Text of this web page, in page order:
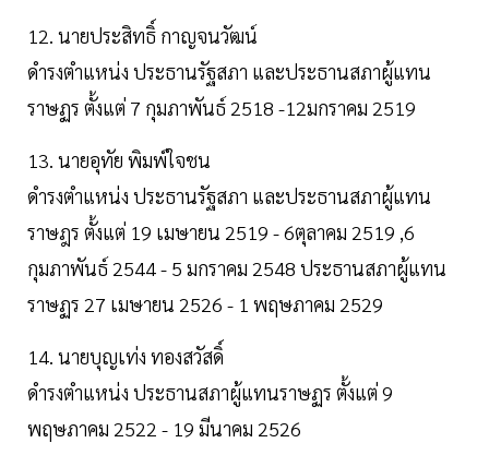
12. นายประสิทธิ์ กาญจนวัฒน์
ดำรงตำแหน่ง ประธานรัฐสภา และประธานสภาผู้แทน
ราษฏร ตั้งแต่ 7 กุมภาพันธ์ 2518 -12มกราคม 2519
13. นายอุทัย พิมพ์ใจชน
ดำรงตำแหน่ง ประธานรัฐสภา และประธานสภาผู้แทน
ราษฎร ตั้งแต่ 19 เมษายน 2519 - 6ตุลาคม 2519 ,6
กุมภาพันธ์ 2544 - 5 มกราคม 2548 ประธานสภาผู้แทน
ราษฏร 27 เมษายน 2526 - 1 พฤษภาคม 2529
14. นายบุญเท่ง ทองสวัสดิ์
ดำรงตำแหน่ง ประธานสภาผู้แทนราษฏร ตั้งแต่ 9
พฤษภาคม 2522 - 19 มีนาคม 2526